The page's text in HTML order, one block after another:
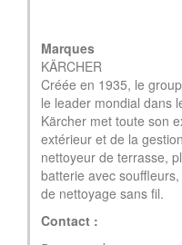
Marques
KÄRCHER
Créée en 1935, le
le leader mondial dans
Kärcher met toute son
extérieur et de la
nettoyeur de terrasse,
batterie avec
de nettoyage sans fil.
Contact :